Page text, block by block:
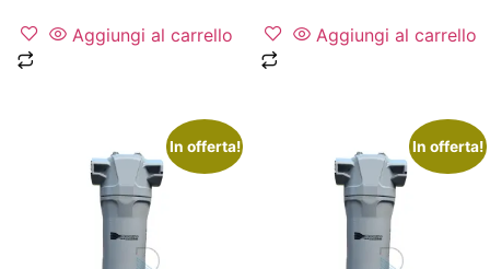
Aggiungi al carrello Aggiungi al carrello
In offerta! In offerta!